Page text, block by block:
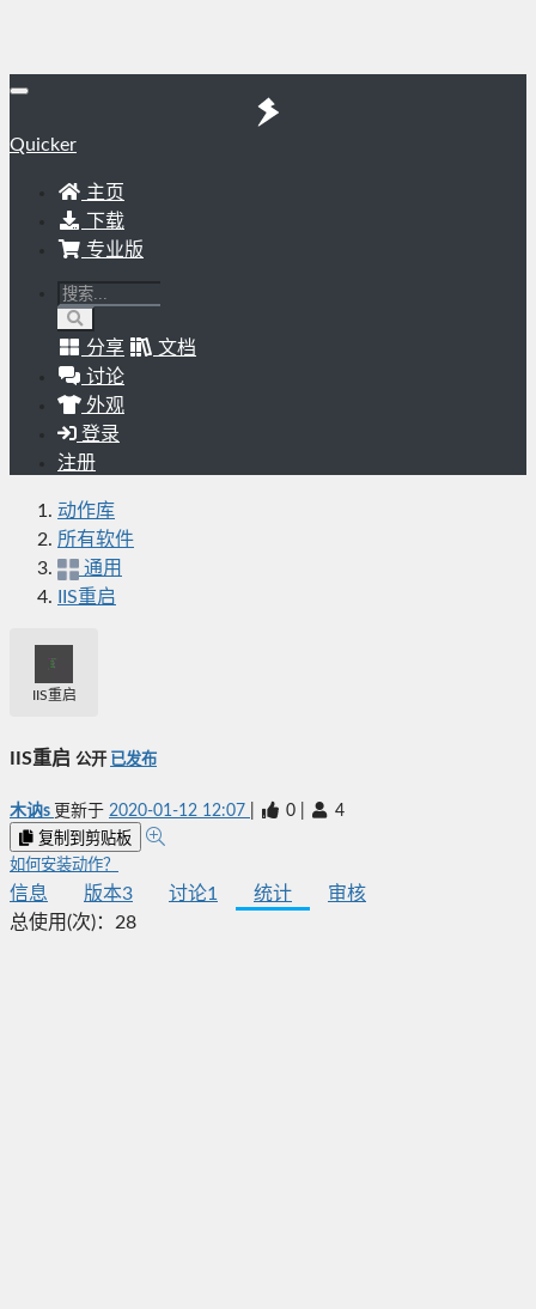
Quicker
主页
下载
专业版
分享
文档
讨论
外观
登录
注册
动作库
所有软件
通用
IIS重启
IIS重启
IIS重启 公开 已发布
木讷s 更新于 2020-01-12 12:07 0 4
复制到剪贴板
如何安装动作？
信息 版本3 讨论1 统计
审核
总使用(次)： 28